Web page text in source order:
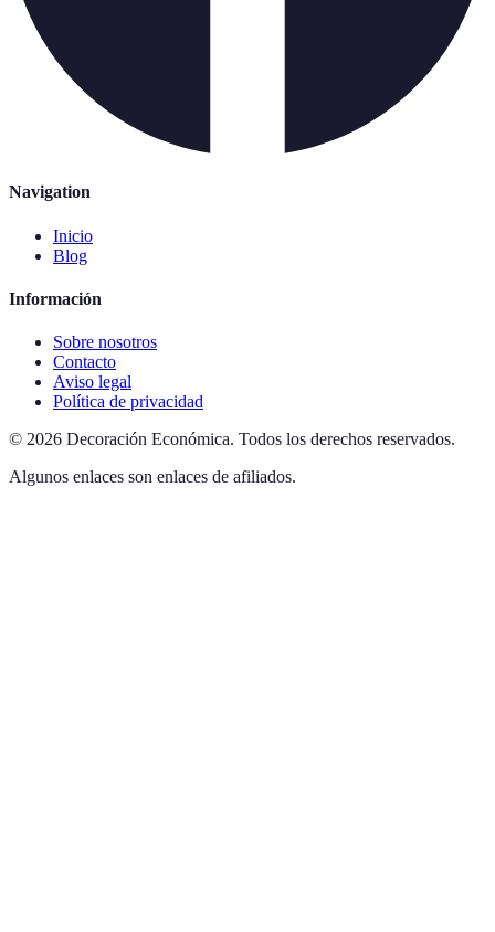
Navigation
Inicio
Blog
Información
Sobre nosotros
Contacto
Aviso legal
Política de privacidad
© 2026 Decoración Económica. Todos los derechos reservados.
Algunos enlaces son enlaces de afiliados.